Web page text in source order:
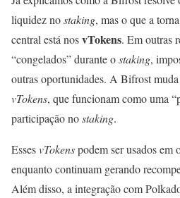
liquidez nostaking, mas o que a
central está nosvTokens. Em outras
“congelados” durante ostaking,
outras oportunidades. A Bifrost
vTokens, que funcionam como uma
participação nostaking.
EssesvTokenspodem ser usados em
enquanto continuam gerando
Além disso, a integração com